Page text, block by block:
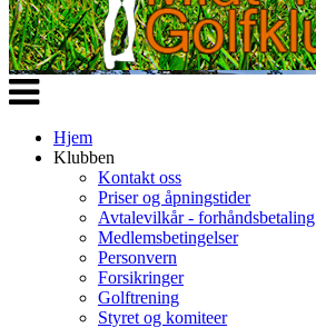
Veksle
navigasjon
Hjem
Klubben
Kontakt oss
Priser og åpningstider
Avtalevilkår - forhåndsbetaling
Medlemsbetingelser
Personvern
Forsikringer
Golftrening
Styret og komiteer